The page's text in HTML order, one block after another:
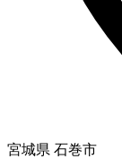
宮城県 石巻市